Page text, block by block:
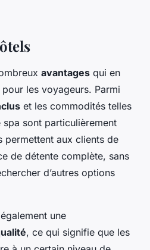
avantages qui en
les voyageurs. Parmi
et les commodités telles
sont particulièrement
permettent aux clients de
de détente complète, sans
d’autres options
une
, ce qui signifie que les